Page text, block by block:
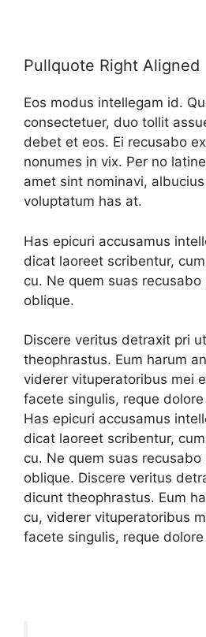
Pullquote Right Aligned
Eos modus intellegam id.
consectetuer, duo tollit
debet et eos. Ei recusabo
nonumes in vix. Per no
amet sint nominavi,
voluptatum has at.
Has epicuri accusamus
dicat laoreet scribentur,
cu. Ne quem suas
oblique.
Discere veritus detraxit pri
theophrastus. Eum harum
viderer vituperatoribus mei
facete singulis, reque
Has epicuri accusamus
dicat laoreet scribentur,
cu. Ne quem suas
oblique. Discere veritus
dicunt theophrastus. Eum
cu, viderer vituperatoribus
facete singulis, reque